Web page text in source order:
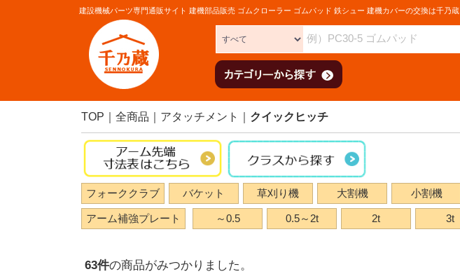
建設機械パーツ専門通販サイト 建機部品販売 ゴムクローラー ゴムパッド 鉄シュー 建機カバーの交換は千乃蔵
TOP 全商品 アタッチメント クイックヒッチ
フォーククラブ バケット 草刈り機 大割機 小割機
アーム補強プレート ～0.5 0.5～2t 2t 3t
63件の商品がみつかりました。